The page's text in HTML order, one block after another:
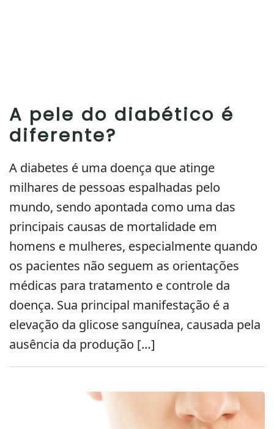
A pele do diabético é
diferente?
A diabetes é uma doença que atinge
milhares de pessoas espalhadas pelo
mundo, sendo apontada como uma das
principais causas de mortalidade em
homens e mulheres, especialmente quando
os pacientes não seguem as orientações
médicas para tratamento e controle da
doença. Sua principal manifestação é a
elevação da glicose sanguínea, causada pela
ausência da produção […]